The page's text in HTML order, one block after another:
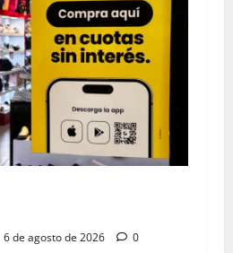
6 de agosto de 2026 0